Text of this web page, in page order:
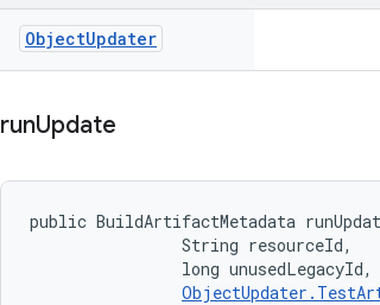
ObjectUpdater
runUpdate
public BuildArtifactMetadata
                String resourceId,
                long unusedLegacyId,